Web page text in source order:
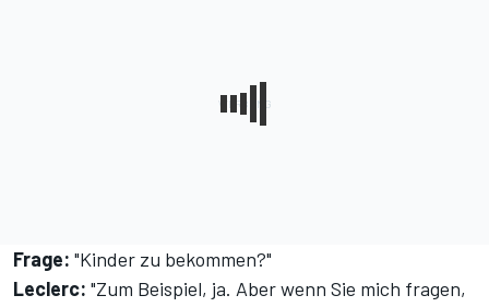
Frage: "Kinder zu bekommen?"
Leclerc: "Zum Beispiel, ja. Aber wenn Sie mich fragen,